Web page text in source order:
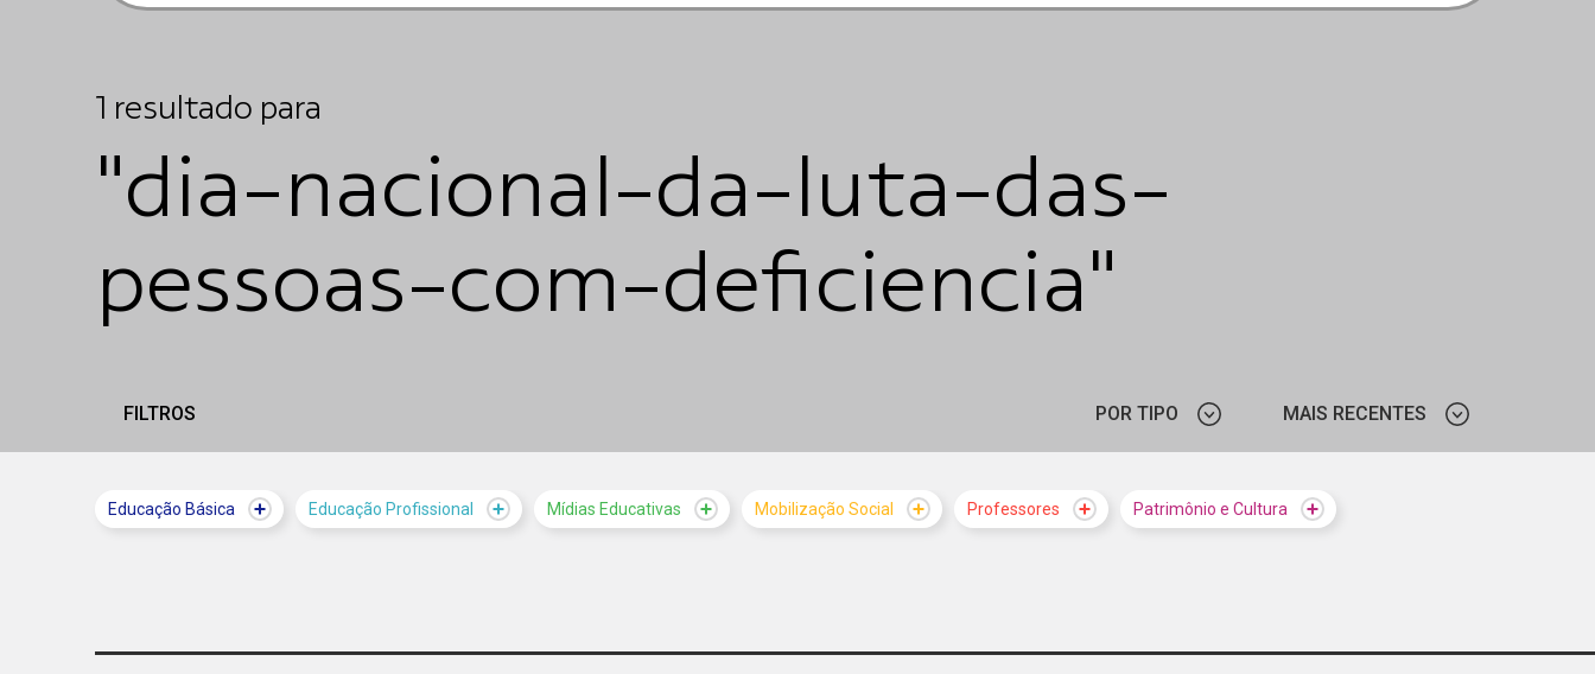
1 resultado para
"dia-nacional-da-luta-das-
pessoas-com-deficiencia"
FILTROS POR TIPO MAIS RECENTES
Educação Básica Educação Profissional Mídias Educativas Mobilização Social Professores Patrimônio e Cultura